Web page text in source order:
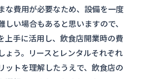
な費用が必要なため、設備を一度
しい場合もあると思いますので、
上手に活用し、飲食店開業時の費
ょう。リースとレンタルそれぞれ
ットを理解したうえで、飲食店の